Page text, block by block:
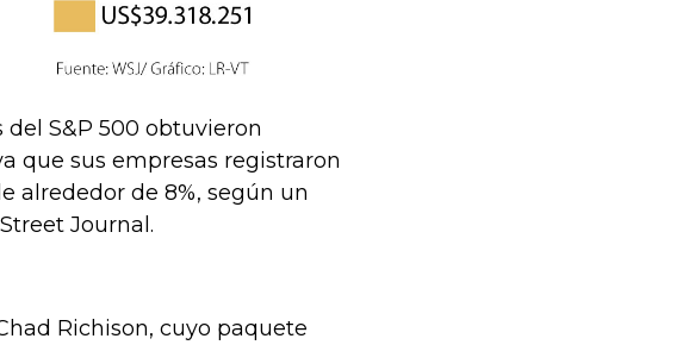
S&P 500 obtuvieron
que sus empresas registraron
alrededor de 8%, según un
Journal.
Richison, cuyo paquete